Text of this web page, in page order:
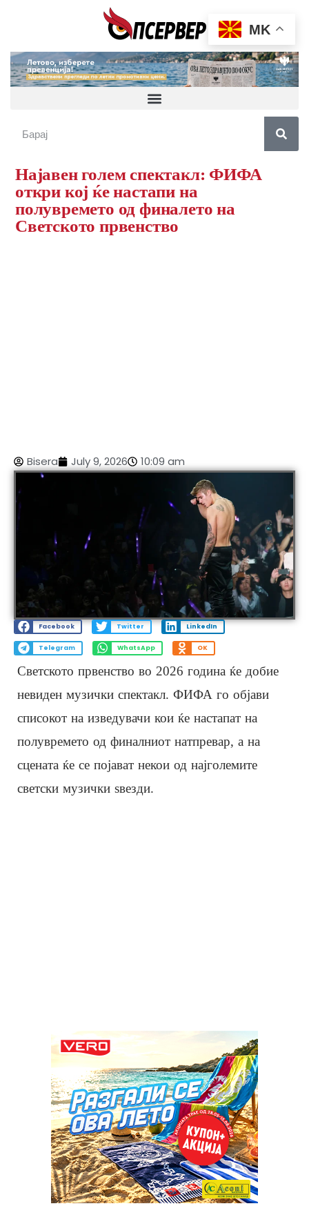
Најавен голем спектакл: ФИФА
откри кој ќе настапи на
полувремето од финалето на
Светското првенство
Bisera July 9, 2026 10:09 am
Facebook Twitter LinkedIn
Telegram WhatsApp OK
Светското првенство во 2026 година ќе добие
невиден музички спектакл. ФИФА го објави
списокот на изведувачи кои ќе настапат на
полувремето од финалниот натпревар, а на
сцената ќе се појават некои од најголемите
светски музички ѕвезди.
MK